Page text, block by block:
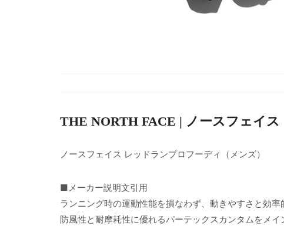
THE NORTH FACE | ノースフェイス
ノースフェイス レッドランプロフーディ（メンズ）
■メーカー説明文引用
ランニング時の運動性能を損なわず、動きやすさと効
防風性と耐摩耗性に優れるパーテックスカンタムをメ